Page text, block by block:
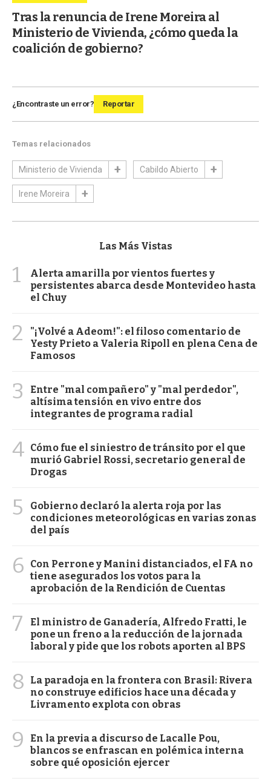
Tras la renuncia de Irene Moreira al
Ministerio de Vivienda, ¿cómo queda la
coalición de gobierno?
¿Encontraste un error? Reportar
Temas relacionados
Ministerio de Vivienda Cabildo Abierto
Irene Moreira
Las Más Vistas
1
Alerta amarilla por vientos fuertes y
persistentes abarca desde Montevideo hasta
el Chuy
2
"¡Volvé a Adeom!": el filoso comentario de
Yesty Prieto a Valeria Ripoll en plena Cena de
Famosos
3
Entre "mal compañero" y "mal perdedor",
altísima tensión en vivo entre dos
integrantes de programa radial
4 Cómo fue el siniestro de tránsito por el que
murió Gabriel Rossi, secretario general de
Drogas
5
Gobierno declaró la alerta roja por las
condiciones meteorológicas en varias zonas
del país
6
Con Perrone y Manini distanciados, el FA no
tiene asegurados los votos para la
aprobación de la Rendición de Cuentas
7
El ministro de Ganadería, Alfredo Fratti, le
pone un freno a la reducción de la jornada
laboral y pide que los robots aporten al BPS
8
La paradoja en la frontera con Brasil: Rivera
no construye edificios hace una década y
Livramento explota con obras
9
En la previa a discurso de Lacalle Pou,
blancos se enfrascan en polémica interna
sobre qué oposición ejercer